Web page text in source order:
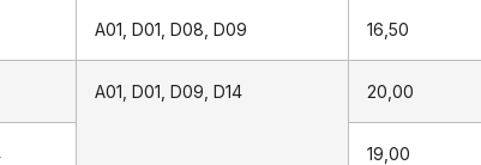
A01, D01, D08, D09 16,50
A01, D01, D09, D14 20,00
19,00